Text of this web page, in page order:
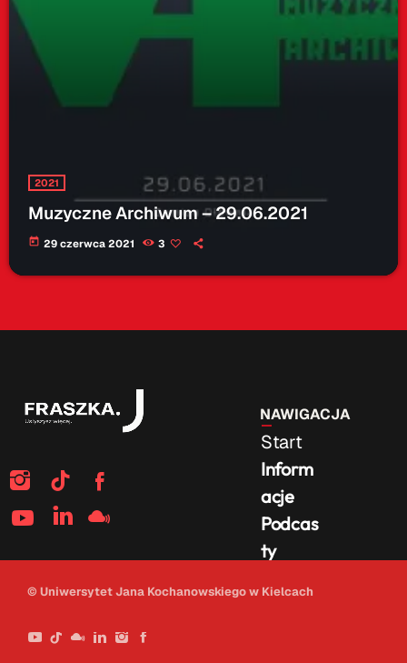
2021
Muzyczne Archiwum – 29.06.2021
today 29 czerwca 2021 3
Start
Inform
acje
Podcas
ty
NAWIGACJA
© Uniwersytet Jana Kochanowskiego w Kielcach